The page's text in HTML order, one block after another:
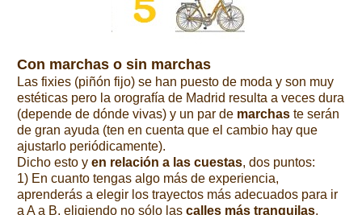
Con marchas o sin marchas
Las fixies (piñón fijo) se han puesto de moda y son muy
estéticas pero la orografía de Madrid resulta a veces dura
(depende de dónde vivas) y un par de marchas te serán
de gran ayuda (ten en cuenta que el cambio hay que
ajustarlo periódicamente).
Dicho esto y en relación a las cuestas, dos puntos:
1) En cuanto tengas algo más de experiencia,
aprenderás a elegir los trayectos más adecuados para ir
a A a B, eligiendo no sólo las calles más tranquilas,